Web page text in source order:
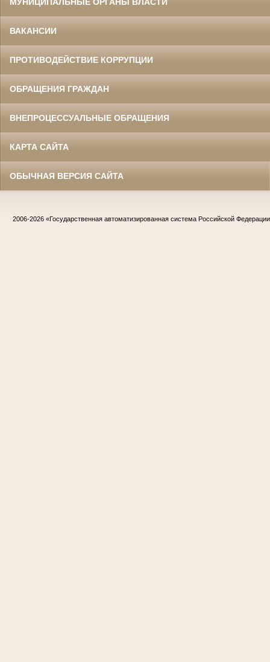
ВАКАНСИИ
ПРОТИВОДЕЙСТВИЕ КОРРУПЦИИ
ОБРАЩЕНИЯ ГРАЖДАН
ВНЕПРОЦЕССУАЛЬНЫЕ ОБРАЩЕНИЯ
КАРТА САЙТА
ОБЫЧНАЯ ВЕРСИЯ САЙТА
2006-2026 «Государственная автоматизированная система Российской